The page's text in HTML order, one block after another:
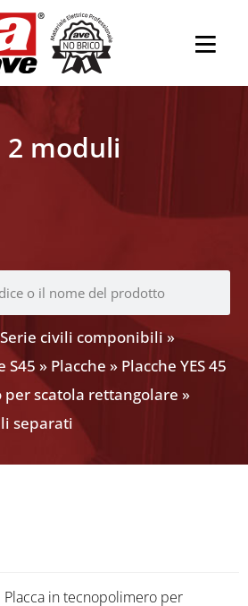
2 moduli
Serie civili componibili»
S45 » Placche » Placche YES 45
scatola rettangolare »
separati
Placca in tecnopolimero per